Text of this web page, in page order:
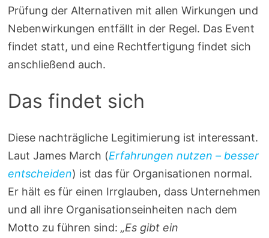
Prüfung der Alternativen mit allen Wirkungen und
Nebenwirkungen entfällt in der Regel. Das Event
findet statt, und eine Rechtfertigung findet sich
anschließend auch.
Das findet sich
Diese nachträgliche Legitimierung ist interessant.
Laut James March (Erfahrungen nutzen – besser
entscheiden) ist das für Organisationen normal.
Er hält es für einen Irrglauben, dass Unternehmen
und all ihre Organisationseinheiten nach dem
Motto zu führen sind:„Es gibt ein